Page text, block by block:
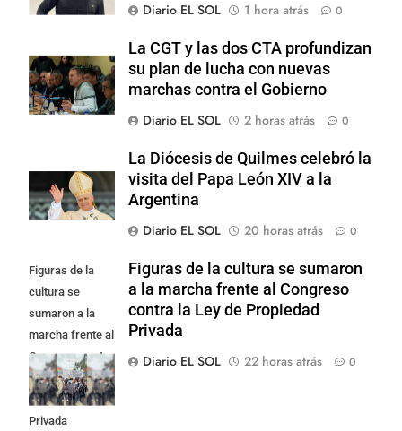
Diario EL SOL
1 hora atrás 0
La CGT y las dos CTA profundizan
su plan de lucha con nuevas
marchas contra el Gobierno
Diario EL SOL
2 horas atrás 0
La Diócesis de Quilmes celebró la
visita del Papa León XIV a la
Argentina
Diario EL SOL
20 horas atrás 0
Figuras de la
cultura se
sumaron a la
marcha frente al
Congreso contra
la Ley de
Propiedad
Privada
Figuras de la cultura se sumaron
a la marcha frente al Congreso
contra la Ley de Propiedad
Privada
Diario EL SOL
22 horas atrás 0